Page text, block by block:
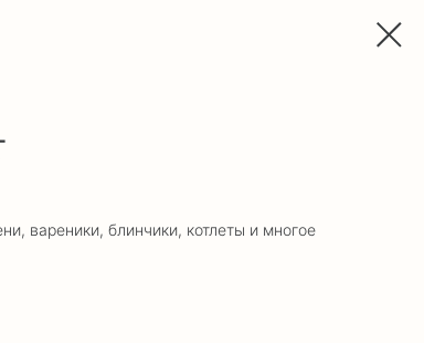
вареники, блинчики, котлеты и многое